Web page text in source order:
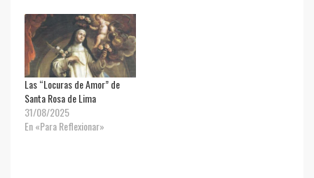
Las “Locuras de Amor” de
Santa Rosa de Lima
31/08/2025
En «Para Reflexionar»